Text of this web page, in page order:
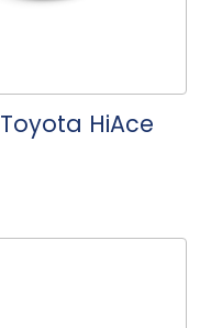
Toyota HiAce